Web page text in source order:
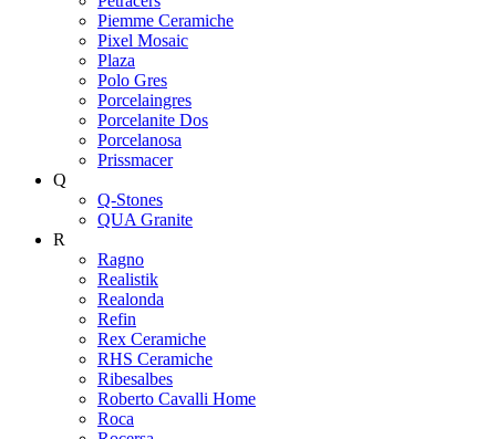
Piemme Ceramiche
Pixel Mosaic
Plaza
Polo Gres
Porcelaingres
Porcelanite Dos
Porcelanosa
Prissmacer
Q
Q-Stones
QUA Granite
R
Ragno
Realistik
Realonda
Refin
Rex Ceramiche
RHS Ceramiche
Ribesalbes
Roberto Cavalli Home
Roca